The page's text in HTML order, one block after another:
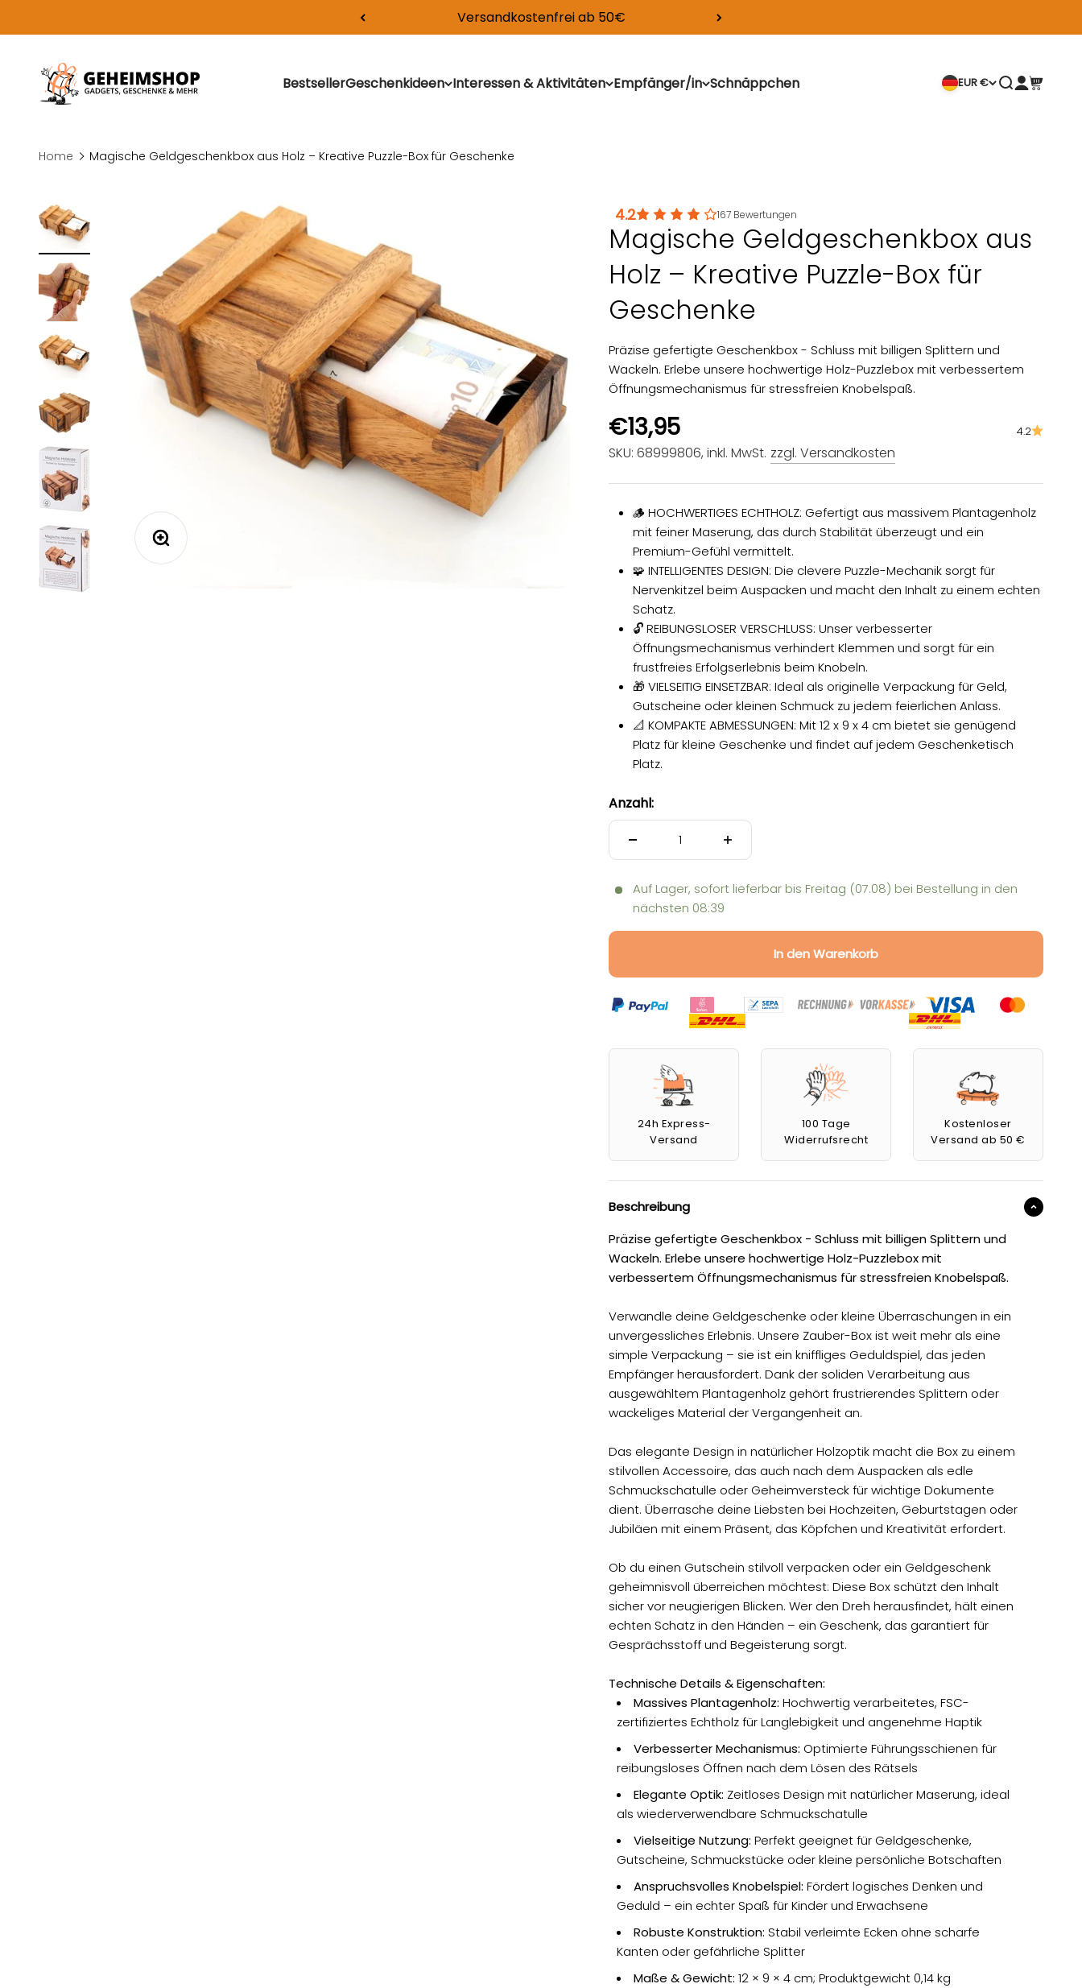
Versandkostenfrei ab 50€
BestsellerGeschenkideen Interessen & Aktivitäten Empfänger/in Schnäppchen
Geheimshop.de: Gadgets, Geschenke und Geschenkideen
EUR € Suche öffnen
Home Magische Geldgeschenkbox aus Holz – Kreative Puzzle-Box für Geschenke
Bild vergrößern
4.2 167 Bewertungen
Magische Geldgeschenkbox aus
Holz – Kreative Puzzle-Box für
Geschenke
Präzise gefertigte Geschenkbox - Schluss mit billigen Splittern und
Wackeln. Erlebe unsere hochwertige Holz-Puzzlebox mit verbessertem
Öffnungsmechanismus für stressfreien Knobelspaß.
Angebot
€13,95 4.2
SKU: 68999806, inkl. MwSt. zzgl. Versandkosten
🪵 HOCHWERTIGES ECHTHOLZ: Gefertigt aus massivem Plantagenholz
mit feiner Maserung, das durch Stabilität überzeugt und ein
Premium-Gefühl vermittelt.
🧩 INTELLIGENTES DESIGN: Die clevere Puzzle-Mechanik sorgt für
Nervenkitzel beim Auspacken und macht den Inhalt zu einem echten
Schatz.
🔓 REIBUNGSLOSER VERSCHLUSS: Unser verbesserter
Öffnungsmechanismus verhindert Klemmen und sorgt für ein
frustfreies Erfolgserlebnis beim Knobeln.
🎁 VIELSEITIG EINSETZBAR: Ideal als originelle Verpackung für Geld,
Gutscheine oder kleinen Schmuck zu jedem feierlichen Anlass.
📐 KOMPAKTE ABMESSUNGEN: Mit 12 x 9 x 4 cm bietet sie genügend
Platz für kleine Geschenke und findet auf jedem Geschenketisch
Platz.
Anzahl:
Auf Lager, sofort lieferbar bis Freitag (07.08) bei Bestellung in den
nächsten 08:39
In den Warenkorb
24h Express-
Versand
100 Tage
Widerrufsrecht
Kostenloser
Versand ab 50 €
Beschreibung
Präzise gefertigte Geschenkbox - Schluss mit billigen Splittern und
Wackeln. Erlebe unsere hochwertige Holz-Puzzlebox mit
verbessertem Öffnungsmechanismus für stressfreien Knobelspaß.
Verwandle deine Geldgeschenke oder kleine Überraschungen in ein
unvergessliches Erlebnis. Unsere Zauber-Box ist weit mehr als eine
simple Verpackung – sie ist ein kniffliges Geduldspiel, das jeden
Empfänger herausfordert. Dank der soliden Verarbeitung aus
ausgewähltem Plantagenholz gehört frustrierendes Splittern oder
wackeliges Material der Vergangenheit an.
Das elegante Design in natürlicher Holzoptik macht die Box zu einem
stilvollen Accessoire, das auch nach dem Auspacken als edle
Schmuckschatulle oder Geheimversteck für wichtige Dokumente
dient. Überrasche deine Liebsten bei Hochzeiten, Geburtstagen oder
Jubiläen mit einem Präsent, das Köpfchen und Kreativität erfordert.
Ob du einen Gutschein stilvoll verpacken oder ein Geldgeschenk
geheimnisvoll überreichen möchtest: Diese Box schützt den Inhalt
sicher vor neugierigen Blicken. Wer den Dreh herausfindet, hält einen
echten Schatz in den Händen – ein Geschenk, das garantiert für
Gesprächsstoff und Begeisterung sorgt.
Technische Details & Eigenschaften:
Massives Plantagenholz: Hochwertig verarbeitetes, FSC-
zertifiziertes Echtholz für Langlebigkeit und angenehme Haptik
Verbesserter Mechanismus: Optimierte Führungsschienen für
reibungsloses Öffnen nach dem Lösen des Rätsels
Elegante Optik: Zeitloses Design mit natürlicher Maserung, ideal
als wiederverwendbare Schmuckschatulle
Vielseitige Nutzung: Perfekt geeignet für Geldgeschenke,
Gutscheine, Schmuckstücke oder kleine persönliche Botschaften
Anspruchsvolles Knobelspiel: Fördert logisches Denken und
Geduld – ein echter Spaß für Kinder und Erwachsene
Robuste Konstruktion: Stabil verleimte Ecken ohne scharfe
Kanten oder gefährliche Splitter
Maße & Gewicht: 12 × 9 × 4 cm; Produktgewicht 0,14 kg